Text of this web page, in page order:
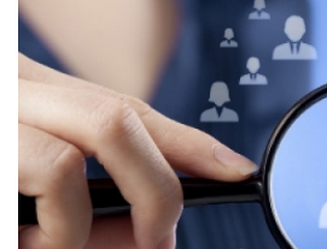
CPSA
PROUNI
CURSOS